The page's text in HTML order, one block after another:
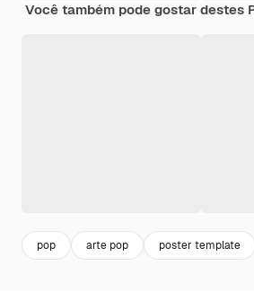
Você também pode gostar destes
pop arte pop poster template